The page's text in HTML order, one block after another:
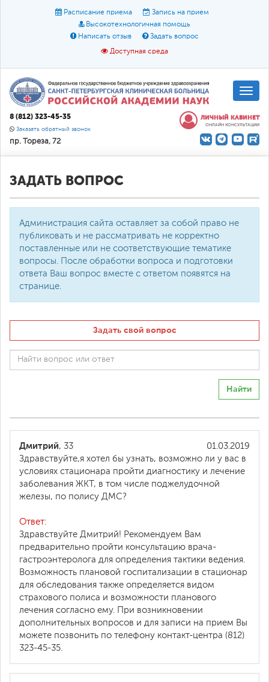
Расписание приема
Запись на прием
Высокотехнологичная помощь
Написать отзыв
Задать вопрос
Доступная среда
Размер шрифта: A A A
Цвет:
О доступной среде
8 (812) 323-45-35
Заказать обратный звонок
пр. Тореза, 72
ЛИЧНЫЙ КАБИНЕТ
ОНЛАЙН КОНСУЛЬТАЦИИ
ЗАДАТЬ ВОПРОС
Администрация сайта оставляет за собой право не
публиковать и не рассматривать не корректно
поставленные или не соответствующие тематике
вопросы. После обработки вопроса и подготовки
ответа Ваш вопрос вместе с ответом появятся на
странице.
Задать свой вопрос
Найти
01.03.2019
Дмитрий, 33
Здравствуйте,я хотел бы узнать, возможно ли у вас в
условиях стационара пройти диагностику и лечение
заболевания ЖКТ, в том числе поджелудочной
железы, по полису ДМС?
Ответ:
Здравствуйте Дмитрий! Рекомендуем Вам
предварительно пройти консультацию врача-
гастроэнтеролога для определения тактики ведения.
Возможность плановой госпитализации в стационар
для обследования также определяется видом
страхового полиса и возможности планового
лечения согласно ему. При возникновении
дополнительных вопросов и для записи на прием Вы
можете позвонить по телефону контакт-центра (812)
323-45-35.